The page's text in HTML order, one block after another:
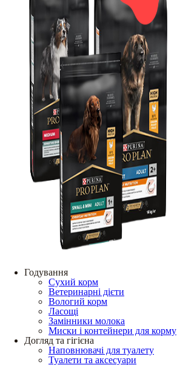
Годування
Сухий корм
Ветеринарні дієти
Вологий корм
Ласощі
Замінники молока
Миски і контейнери для корму
Догляд та гігієна
Наповнювачі для туалету
Туалети та аксесуари